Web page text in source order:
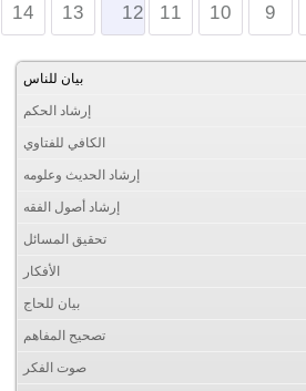
9
10
11
12
13
14
بيان للناس
إرشاد الحكم
الكافي للفتاوي
إرشاد الحديث وعلومه
إرشاد أصول الفقه
تحقيق المسائل
الأفكار
بيان للحاج
تصحيح المفاهم
صوت الفكر